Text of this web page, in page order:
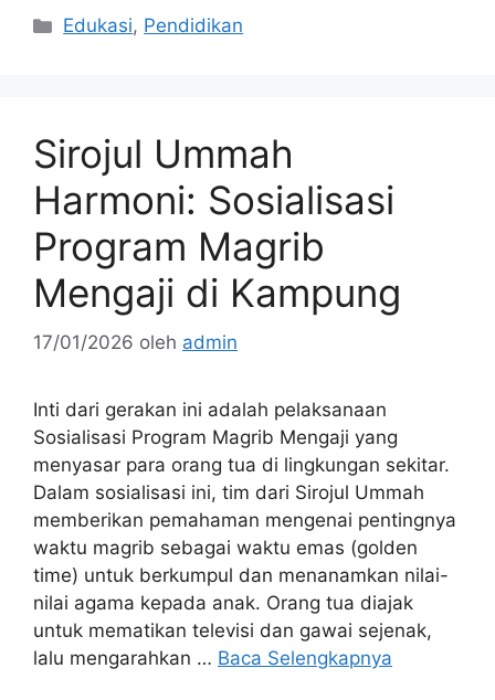
Kategori
Edukasi, Pendidikan
Sirojul Ummah
Harmoni: Sosialisasi
Program Magrib
Mengaji di Kampung
17/01/2026 oleh admin
Inti dari gerakan ini adalah pelaksanaan
Sosialisasi Program Magrib Mengaji yang
menyasar para orang tua di lingkungan sekitar.
Dalam sosialisasi ini, tim dari Sirojul Ummah
memberikan pemahaman mengenai pentingnya
waktu magrib sebagai waktu emas (golden
time) untuk berkumpul dan menanamkan nilai-
nilai agama kepada anak. Orang tua diajak
untuk mematikan televisi dan gawai sejenak,
lalu mengarahkan … Baca Selengkapnya